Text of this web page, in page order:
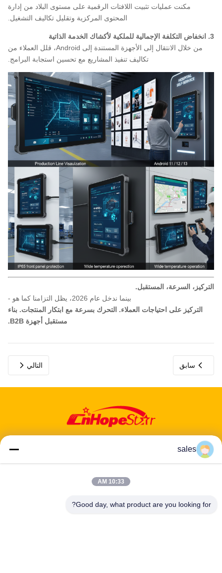
مكنت عمليات تثبيت اللافتات الرقمية على مستوى البلاد من إدارة
المحتوى المركزية وتقليل تكاليف التشغيل.
3. انخفاض التكلفة الإجمالية للملكية لأكشاك الخدمة الذاتية
من خلال الانتقال إلى الأجهزة المستندة إلى Android، قلل العملاء من
تكاليف تنفيذ المشاريع مع تحسين استجابة البرامج.
التركيز، السرعة، المستقبل.
بينما ندخل عام 2026، يظل التزامنا كما هو -
التركيز على احتياجات العملاء. التحرك بسرعة مع ابتكار المنتجات. بناء
مستقبل أجهزة B2B.
سابق التالي
عنوان: 601-606، الطابق 6، المبنى E، حديقة يوانفين الصناعية، منطقة
هاتف:86-13424296897
sales
10:33 AM
Good day, what product are you looking for?